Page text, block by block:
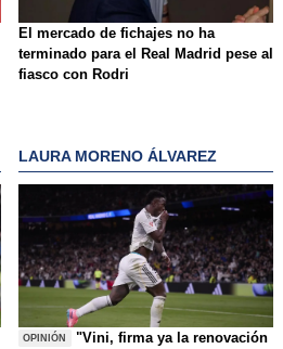
El mercado de fichajes no ha
terminado para el Real Madrid pese al
fiasco con Rodri
LAURA MORENO ÁLVAREZ
OPINIÓN
"Vini, firma ya la renovación